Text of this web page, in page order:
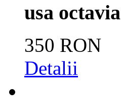
usa octavia
350 RON
Detalii